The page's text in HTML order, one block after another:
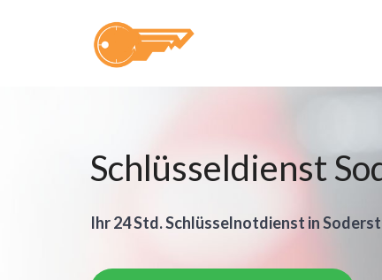
Schlüsseldienst
Ihr 24 Std. Schlüsselnotdienst in